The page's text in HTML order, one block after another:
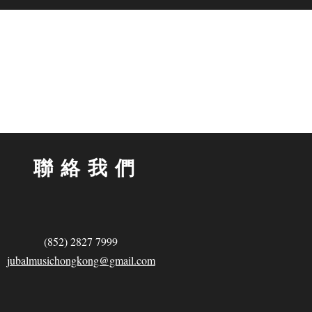
聯絡我們
(852) 2827 7999
jubalmusichongkong@gmail.com